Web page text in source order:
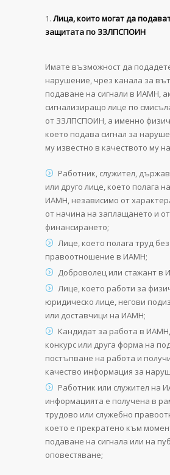
Лица, които могат да
защитата по ЗЗЛПСПОИН
Имате възможност да
нарушение, чрез канала за
подаване на сигнали в ИАМН,
сигнализиращо лице по
от ЗЗЛПСПОИН, а именно
което подава сигнал за
му известно в качеството му
Работник, служител,
или друго лице, което полага
ИАМН, независимо от
от начина на заплащането и
финансирането;
Лице, което полага труд
правоотношение в ИАМН;
Доброволец или стажант в
Лице, което работи за
юридическо лице, негови
или доставчици на ИАМН;
Кандидат за работа в
конкурс или друга форма на
постъпване на работа и
качество информация за
Работник или служител на
информацията е получена в
трудово или служебно
което е прекратено към
подаване на сигнала или на
оповестяване;